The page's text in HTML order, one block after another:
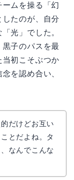
ムを操る「幻
たのが、自分
光」でした。
子のパスを最
当初こそぶつか
を認め合い、
だけどお互い
とだよね。タ
なんでこんな